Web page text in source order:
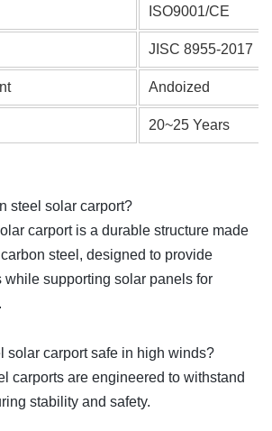
ISO9001/CE
JISC 8955-2017
Andoized
20~25 Years
steel solar carport?
carport is a durable structure made
steel, designed to provide
while supporting solar panels for
solar carport safe in high winds?
carports are engineered to withstand
stability and safety.